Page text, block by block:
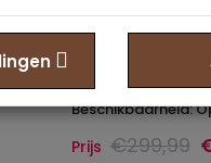
Bedden
Model: MA-
Beschikbaarheid:
Prijs €299,99